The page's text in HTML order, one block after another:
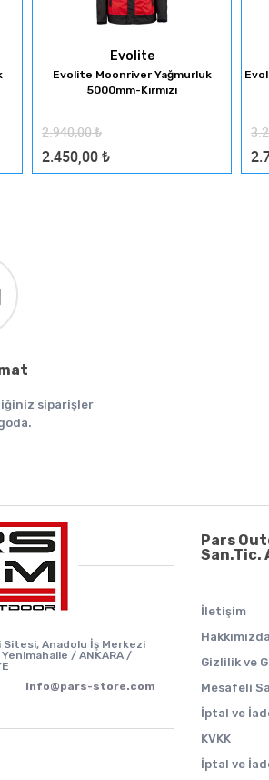
Evolite
Evolite Moonriver Yağmurluk
5000mm-Kırmızı
2.940,00₺
2.450,00 ₺
siparişler
Anadolu İş Merkezi
/ ANKARA /
info@pars-store.com
Pars
San.Tic.
İletişim
Hakkımızda
Gizlilik ve
Mesafeli
İptal ve
KVKK
İptal ve